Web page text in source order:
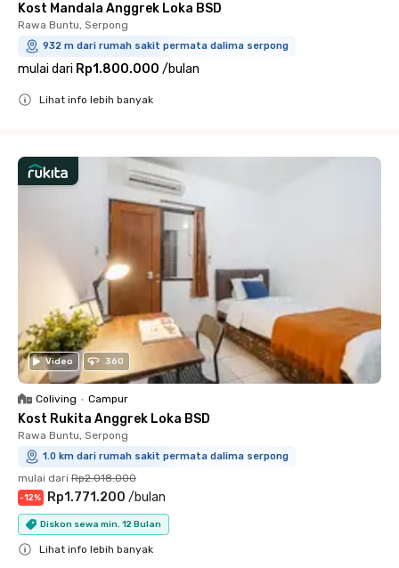
Kost Mandala Anggrek Loka BSD
Rawa Buntu, Serpong
932 m dari rumah sakit permata dalima serpong
mulai dari Rp1.800.000 /bulan
Lihat info lebih banyak
Video 360
Coliving • Campur
Kost Rukita Anggrek Loka BSD
Rawa Buntu, Serpong
1.0 km dari rumah sakit permata dalima serpong
mulai dari Rp2.018.000
-12% Rp1.771.200 /bulan
Diskon sewa min. 12 Bulan
Lihat info lebih banyak